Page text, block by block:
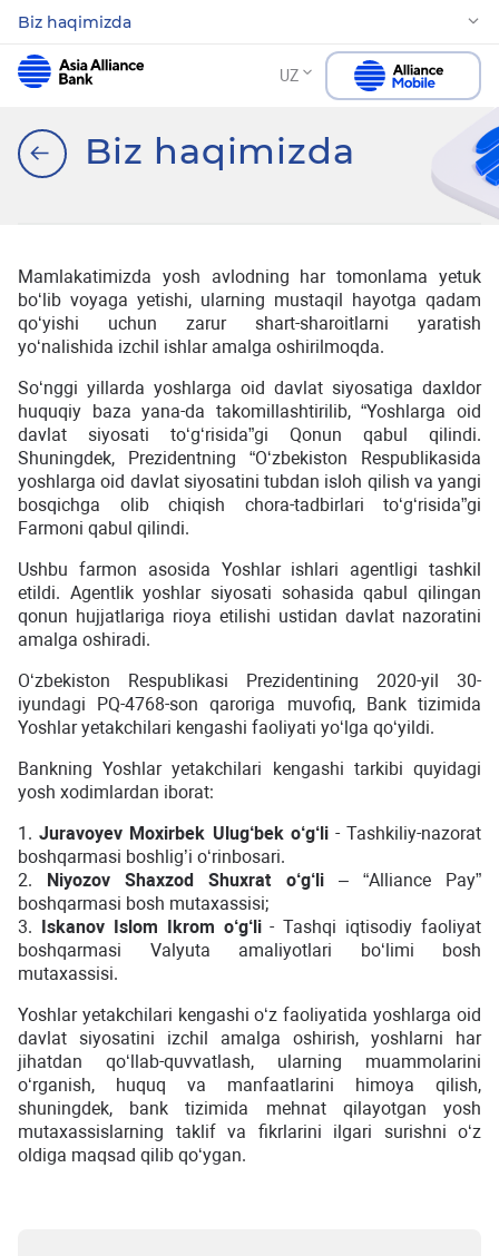
Biz haqimizda
UZ
Biz haqimizda
Mamlakatimizda yosh avlodning har tomonlama yetuk
bo‘lib voyaga yetishi, ularning mustaqil hayotga qadam
qo‘yishi uchun zarur shart-sharoitlarni yaratish
yo‘nalishida izchil ishlar amalga oshirilmoqda.
So‘nggi yillarda yoshlarga oid davlat siyosatiga daxldor
huquqiy baza yana-da takomillashtirilib, “Yoshlarga oid
davlat siyosati to‘g‘risida”gi Qonun qabul qilindi.
Shuningdek, Prezidentning “Oʻzbekiston Respublikasida
yoshlarga oid davlat siyosatini tubdan isloh qilish va yangi
bosqichga olib chiqish chora-tadbirlari toʻgʻrisida”gi
Farmoni qabul qilindi.
Ushbu farmon asosida Yoshlar ishlari agentligi tashkil
etildi. Agentlik yoshlar siyosati sohasida qabul qilingan
qonun hujjatlariga rioya etilishi ustidan davlat nazoratini
amalga oshiradi.
O‘zbekiston Respublikasi Prezidentining 2020-yil 30-
iyundagi PQ-4768-son qaroriga muvofiq, Bank tizimida
Yoshlar yetakchilari kengashi faoliyati yo‘lga qo‘yildi.
Bankning Yoshlar yetakchilari kengashi tarkibi quyidagi
yosh xodimlardan iborat:
1.Juravoyev Moxirbek Ulug‘bek o‘g‘li- Tashkiliy-nazorat
boshqarmasi boshlig’i o‘rinbosari.
2. Niyozov Shaxzod Shuxrat o‘g‘li – “Alliance Pay”
boshqarmasi bosh mutaxassisi;
3. Iskanov Islom Ikrom o‘g‘li- Tashqi iqtisodiy faoliyat
boshqarmasi Valyuta amaliyotlari bo‘limi bosh
mutaxassisi.
Yoshlar yetakchilari kengashi o‘z faoliyatida yoshlarga oid
davlat siyosatini izchil amalga oshirish, yoshlarni har
jihatdan qo‘llab-quvvatlash, ularning muammolarini
o‘rganish, huquq va manfaatlarini himoya qilish,
shuningdek, bank tizimida mehnat qilayotgan yosh
mutaxassislarning taklif va fikrlarini ilgari surishni o‘z
oldiga maqsad qilib qo‘ygan.